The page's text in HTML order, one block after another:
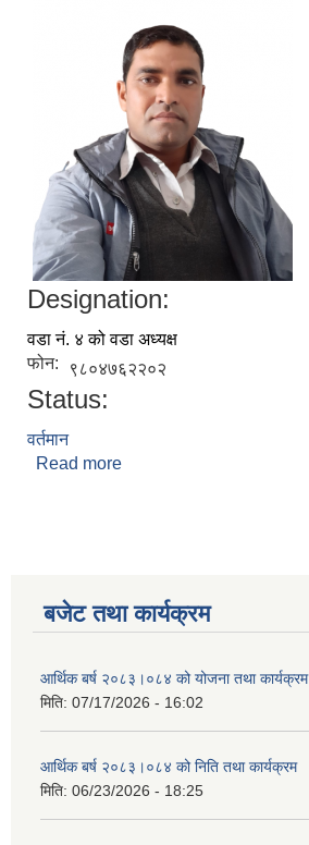
Designation:
वडा नं. ४ को वडा अध्यक्ष
फोन:
९८०४७६२२०२
Status:
वर्तमान
Read more
बजेट तथा कार्यक्रम
आर्थिक बर्ष २०८३।०८४ को योजना तथा कार्यक्रम
मिति: 07/17/2026 - 16:02
आर्थिक बर्ष २०८३।०८४ को निति तथा कार्यक्रम
मिति: 06/23/2026 - 18:25